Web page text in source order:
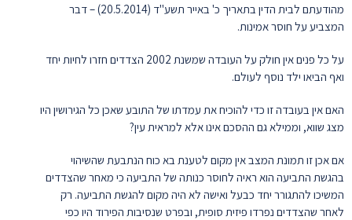
מהודעתם לבית הדין בתאריך כ' באייר תשע"ד (20.5.2014) – דבר
המצביע על חוסר אמינות.
על כל פנים אין חולק על העובדה שמשנת 2002 הצדדים חזרו לחיות יחד
ואף הביאו ילד נוסף לעולם.
האם אין בעובדה זו כדי להוכיח את עמדתו של התובע שאכן כל הגירושין היו
מצג שווא, וממילא גם ההסכם אינו אלא למראית עין?
אם אכן זו תמונת המצב אין מקום לטענת בא כוח הנתבעת שהשיהוי
בהגשת התביעה הוא ראיה לחוסר כנותה של התביעה כי מאחר שהצדדים
המשיכו להתגורר יחד כבעל ואישה לא היה מקום להגשת התביעה. רק
לאחר שהצדדים נפרדו פיזית סופית, ובפרט שנסיבות הפירוד היו כפי